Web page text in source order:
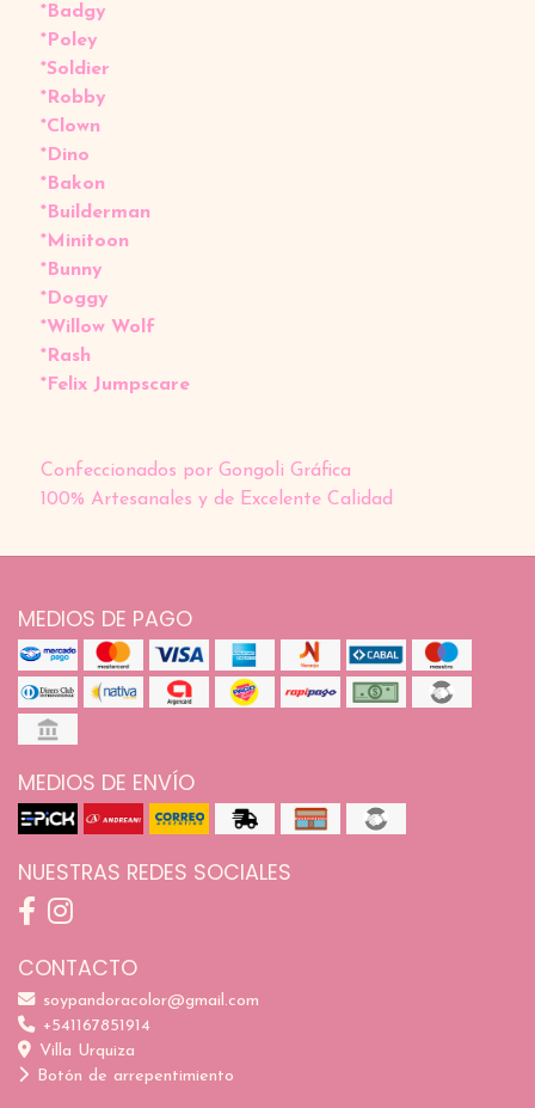
*Badgy
*Poley
*Soldier
*Robby
*Clown
*Dino
*Bakon
*Builderman
*Minitoon
*Bunny
*Doggy
*Willow Wolf
*Rash
*Felix Jumpscare
Confeccionados por Gongoli Gráfica
100% Artesanales y de Excelente Calidad
MEDIOS DE PAGO
MEDIOS DE ENVÍO
NUESTRAS REDES SOCIALES
CONTACTO
soypandoracolor@gmail.com
+541167851914
Villa Urquiza
Botón de arrepentimiento